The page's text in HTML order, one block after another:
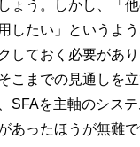
ょう。しかし、「
したい」というよ
しておく必要があり
こまでの見通しを
SFAを主軸のシス
あったほうが無難で